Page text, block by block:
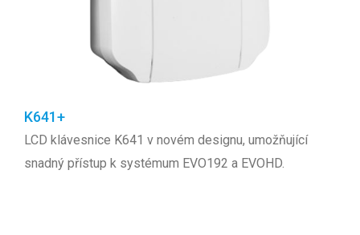
K641+
LCD klávesnice K641 v novém designu, umožňující
snadný přístup k systémum EVO192 a EVOHD.